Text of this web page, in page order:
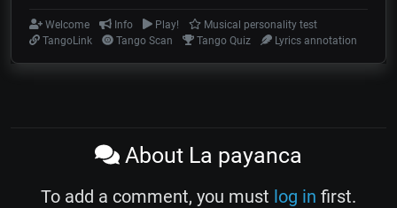
Welcome Info Play!
Musical personality test
TangoLink
Tango Scan Tango Quiz Lyrics annotation
About La payanca
To add a comment, you must log in first.